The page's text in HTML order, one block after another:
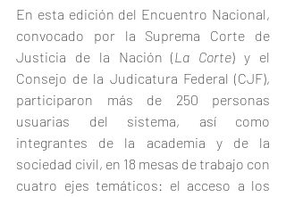
En esta edición del Encuentro Nacional,
convocado por la Suprema Corte de
Justicia de la Nación (La Corte) y el
Consejo de la Judicatura Federal (CJF),
participaron más de 250 personas
usuarias del sistema, así como
integrantes de la academia y de la
sociedad civil, en 18 mesas de trabajo con
cuatro ejes temáticos: el acceso a los